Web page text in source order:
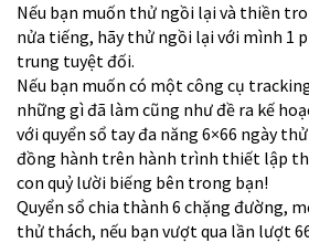
Nếu bạn muốn thử ngồi lại và thiền
nửa tiếng, hãy thử ngồi lại với mình 1
trung tuyệt đối.
Nếu bạn muốn có một công cụ
những gì đã làm cũng như đề ra kế
với quyển sổ tay đa năng 6×66 ngày
đồng hành trên hành trình thiết lập
con quỷ lười biếng bên trong bạn!
Quyển sổ chia thành 6 chặng đường,
thử thách, nếu bạn vượt qua lần lượt